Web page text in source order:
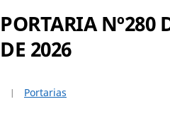
PORTARIA Nº280
DE 2026
Portarias